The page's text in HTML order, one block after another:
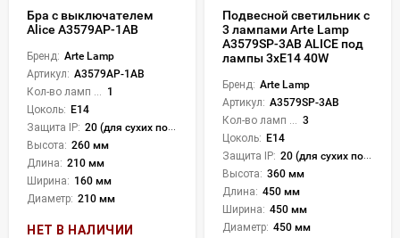
Бра с выключателем
Alice A3579AP-1AB
Бренд: Arte Lamp
Артикул: A3579AP-1AB
1
Цоколь: E14
Защита IP: 20 (для сухих пом.)
Высота: 260 мм
Длина: 210 мм
Ширина: 160 мм
Диаметр: 210 мм
НЕТ В НАЛИЧИИ
Подвесной светильник с
3 лампами Arte Lamp
A3579SP-3AB ALICE под
лампы 3xE14 40W
Бренд: Arte Lamp
Артикул: A3579SP-3AB
3
Цоколь: E14
Защита IP: 20 (для сухих пом.)
Высота: 360 мм
Длина: 450 мм
Ширина: 450 мм
Диаметр: 450 мм